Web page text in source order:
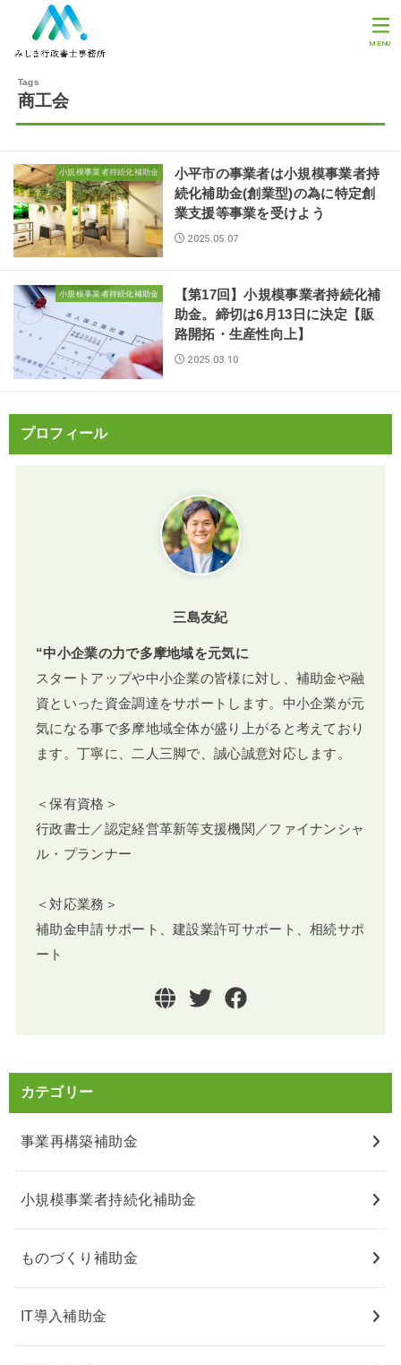
MENU
商工会
小規模事業者持続化補助金
小平市の事業者は小規模事業者持
続化補助金(創業型)の為に特定創
業支援等事業を受けよう
2025.05.07
小規模事業者持続化補助金
【第17回】小規模事業者持続化補
助金。締切は6月13日に決定【販
路開拓・生産性向上】
2025.03.10
プロフィール
三島友紀
“中小企業の力で多摩地域を元気に
スタートアップや中小企業の皆様に対し、補助金や融
資といった資金調達をサポートします。中小企業が元
気になる事で多摩地域全体が盛り上がると考えており
ます。丁寧に、二人三脚で、誠心誠意対応します。
＜保有資格＞
行政書士／認定経営革新等支援機関／ファイナンシャ
ル・プランナー
＜対応業務＞
補助金申請サポート、建設業許可サポート、相続サポ
ート
カテゴリー
事業再構築補助金
小規模事業者持続化補助金
ものづくり補助金
IT導入補助金